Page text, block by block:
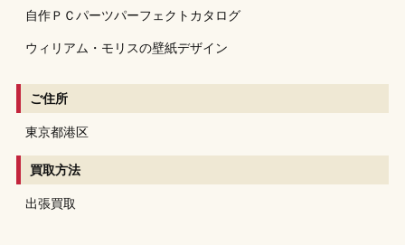
自作ＰＣパーツパーフェクトカタログ
ウィリアム・モリスの壁紙デザイン
ご住所
東京都港区
買取方法
出張買取